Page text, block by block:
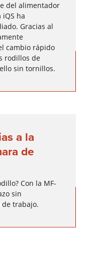
del alimentador
ha
Gracias al
cambio rápido
rodillos de
sin tornillos.
a la
de
Con la MF-
sin
trabajo.